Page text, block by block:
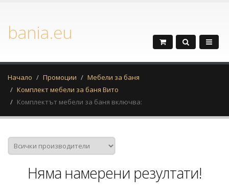
bania.eu
Начало Промоции
Мебели за баня
Комплект мебели за баня Вито
Комплектът мебели за баня включва:
Няма намерени резултати!